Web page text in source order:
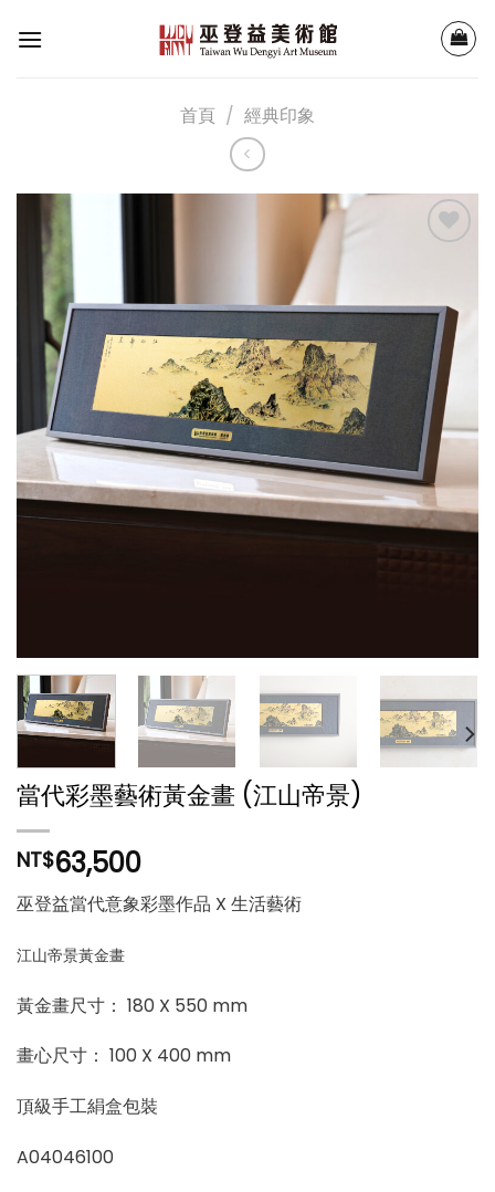
首頁 / 經典印象
加入
「願
望清
單」
當代彩墨藝術黃金畫 (江山帝景)
NT$63,500
巫登益當代意象彩墨作品 X 生活藝術
江山帝景黃金畫
黃金畫尺寸： 180 X 550 mm
畫心尺寸： 100 X 400 mm
頂級手工絹盒包裝
A04046100